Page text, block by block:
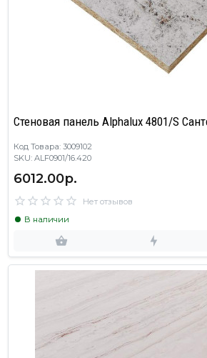
Cтеновая панель Alphalux 4801/S
Код Товара: 3009102
SKU: ALF0901/16.420
6012.00р.
Нет отзывов
В наличии